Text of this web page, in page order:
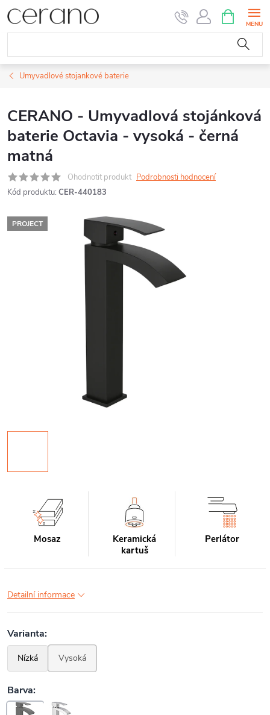
Přejít
na
obsah
NÁKUPNÍ
KOŠÍK
Umyvadlové stojankové baterie
CERANO - Umyvadlová stojánková
baterie Octavia - vysoká - černá
matná
Ohodnotit produkt Podrobnosti hodnocení
Kód produktu: CER-440183
PROJECT
Mosaz
Keramická
kartuš
Perlátor
Detailní informace